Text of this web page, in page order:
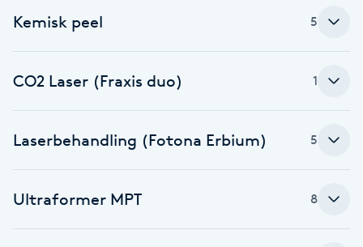
C
Coachning
Cryoterapi
D
Kemisk peel 5
CO2 Laser (Fraxis duo) 1
Laserbehandling (Fotona Erbium) 5
Ultraformer MPT 8